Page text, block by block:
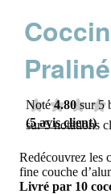
Noté4.80 sur 5
sur5notations
(5avis client)
Redécouvrez les
fine couche
Livré par 10